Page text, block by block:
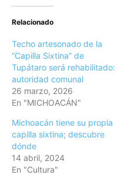
Relacionado
Techo artesonado de la
“Capilla Sixtina” de
Tupátaro será rehabilitado:
autoridad comunal
26 marzo, 2026
En "MICHOACÁN"
Michoacán tiene su propia
capilla sixtina; descubre
dónde
14 abril, 2024
En "Cultura"